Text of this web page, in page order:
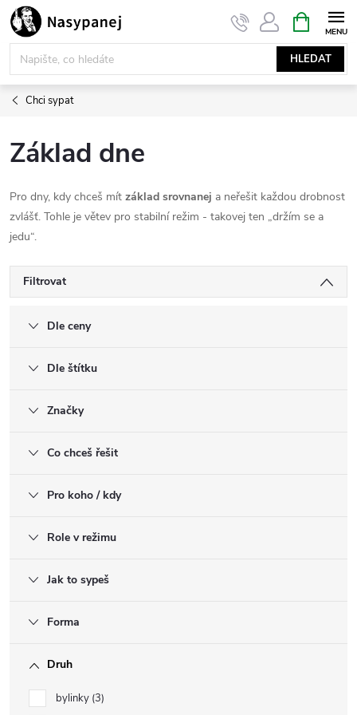
Přejít
na
obsah
HLEDAT
NÁKUPNÍ
KOŠÍK
Chci sypat
Základ dne
Pro dny, kdy chceš mít základ srovnanej a neřešit každou drobnost
zvlášť. Tohle je větev pro stabilní režim - takovej ten „držím se a
jedu“.
Filtrovat
Dle ceny
Dle štítku
Značky
Co chceš řešit
Pro koho / kdy
Role v režimu
Jak to sypeš
Forma
Druh
bylinky 3